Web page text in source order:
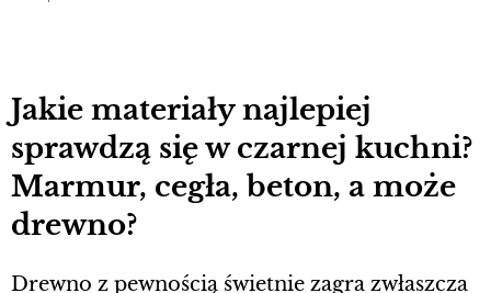
Jakie materiały najlepiej
sprawdzą się w czarnej kuchni?
Marmur, cegła, beton, a może
drewno?
Drewno z pewnością świetnie zagra zwłaszcza